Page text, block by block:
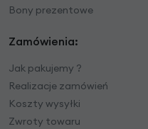
Bony prezentowe
Zamówienia:
Jak pakujemy ?
Realizacje zamówień
Koszty wysyłki
Zwroty towaru